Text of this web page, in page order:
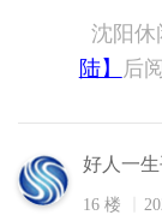
沈阳休
陆】
后
好人一
16 楼